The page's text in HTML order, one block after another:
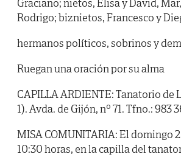
Rodrigo; biznietos, Francesco y
hermanos políticos, sobrinos y
Ruegan una oración por su alma
CAPILLA ARDIENTE: Tanatorio de
1). Avda. de Gijón, nº 71. Tfno.: 983
MISA COMUNITARIA: El domingo
10:30 horas, en la capilla del